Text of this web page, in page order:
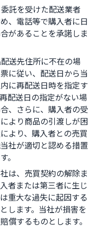
託を受けた配送業者
、電話等で購入者に日
があることを承諾しま
送先住所に不在の場
に従い、配送日から当
に再配送日時を指定す
配送日の指定がない場
、さらに、購入者の受
より商品の引渡しが困
より、購入者との売買
社が適切と認める措置
。
は、売買契約の解除ま
者または第三者に生じ
重大な過失に起因する
します。当社が損害を
償するものとします。